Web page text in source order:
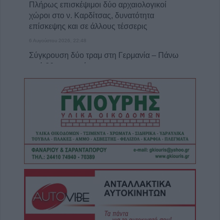
Πλήρως επισκέψιμοι δύο αρχαιολογικοί
χώροι στο ν. Καρδίτσας, δυνατότητα
επίσκεψης και σε άλλους τέσσερις
6 Αυγούστου 2026, 22:48
Σύγκρουση δύο τραμ στη Γερμανία – Πάνω
από 20 τραυματίες
6 Αυγούστου 2026, 21:11
Συρία: Δύο νεκροί και 13 τραυματίες από
έκρηξη βόμβας σε λεωφορείο
6 Αυγούστου 2026, 20:28
Έκτακτος ψεκασμός και μέτρα προστασίας
για τον Ιό του Δυτικού Νείλου στην Δ.Κ.
Κυψέλης
6 Αυγούστου 2026, 19:35
Χαλκίδα: Γυναίκα έπεσε από την Υψηλή
Γέφυρα και σώθηκε στα νερά του Ευβοϊκού
6 Αυγούστου 2026, 19:32